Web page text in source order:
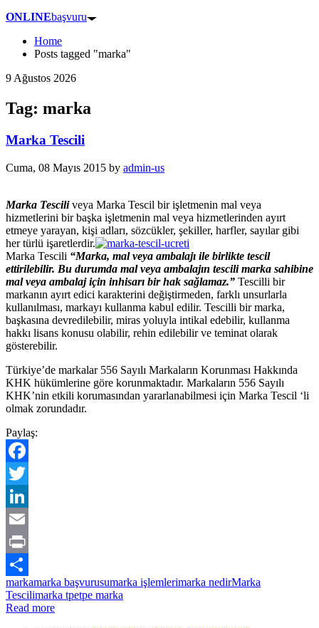
ONLINEbaşvuru
Home
Posts tagged "marka"
9 Ağustos 2026
Tag: marka
Marka Tescili
Cuma, 08 Mayıs 2015 by admin-us
Marka Tesciliveya Marka Tescil bir işletmenin mal veya
hizmetlerini bir başka işletmenin mal veya hizmetlerinden ayırt
etmeye yarayan, kişi adları, sözcükler, şekiller, harfler, sayılar gibi
her türlü işaretlerdir.
Marka Tescili “Marka, mal veya ambalajı ile birlikte tescil
ettirilebilir. Bu durumda mal veya ambalajın tescili marka sahibine
mal veya ambalaj için inhisarı bir hak sağlamaz.” Tescilli bir
markanın ayırt edici karakterini değiştirmeden, farklı unsurlarla
kullanılması, markayı kullanma kabul edilir. Tescilli bir marka,
başkasına devredilebilir, miras yoluyla intikal edebilir, kullanma
hakkı lisans konusu olabilir, rehin edilebilir ve teminat olarak
gösterebilir.
Türkiye’de markalar 556 Sayılı Markaların Korunması Hakkında
KHK hükümlerine göre korunmaktadır. Markaların 556 Sayılı
KHK’nin etkili korumasından yararlanabilmesi için Marka Tescil ‘li
olmak zorundadır.
Paylaş:
Facebook
Twitter
LinkedIn
Email
Print
Share
markamarka başvurusumarka işlemlerimarka nedirMarka
Tescilimarka tpetpe marka
Read more